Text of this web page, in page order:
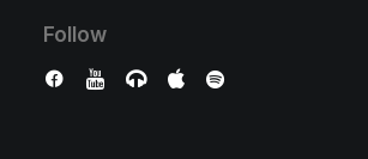
Follow